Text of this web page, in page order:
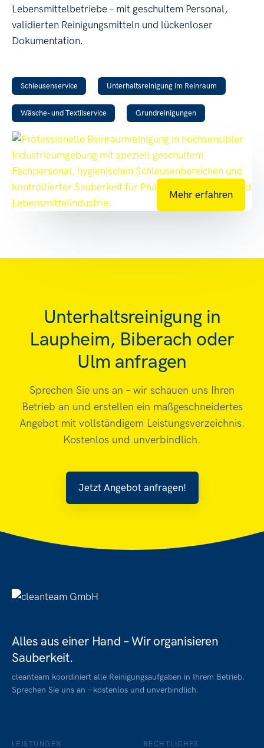
Lebensmittelbetriebe – mit geschultem Personal,
validierten Reinigungsmitteln und lückenloser
Dokumentation.
Schleusenservice Unterhaltsreinigung im Reinraum
Wäsche- und Textilservice Grundreinigungen
Mehr erfahren
Unterhaltsreinigung in
Laupheim, Biberach oder
Ulm anfragen
Sprechen Sie uns an – wir schauen uns Ihren
Betrieb an und erstellen ein maßgeschneidertes
Angebot mit vollständigem Leistungsverzeichnis.
Kostenlos und unverbindlich.
Jetzt Angebot anfragen!
Alles aus einer Hand – Wir organisieren
Sauberkeit.
cleanteam koordiniert alle Reinigungsaufgaben in Ihrem Betrieb.
Sprechen Sie uns an – kostenlos und unverbindlich.
LEISTUNGEN RECHTLICHES